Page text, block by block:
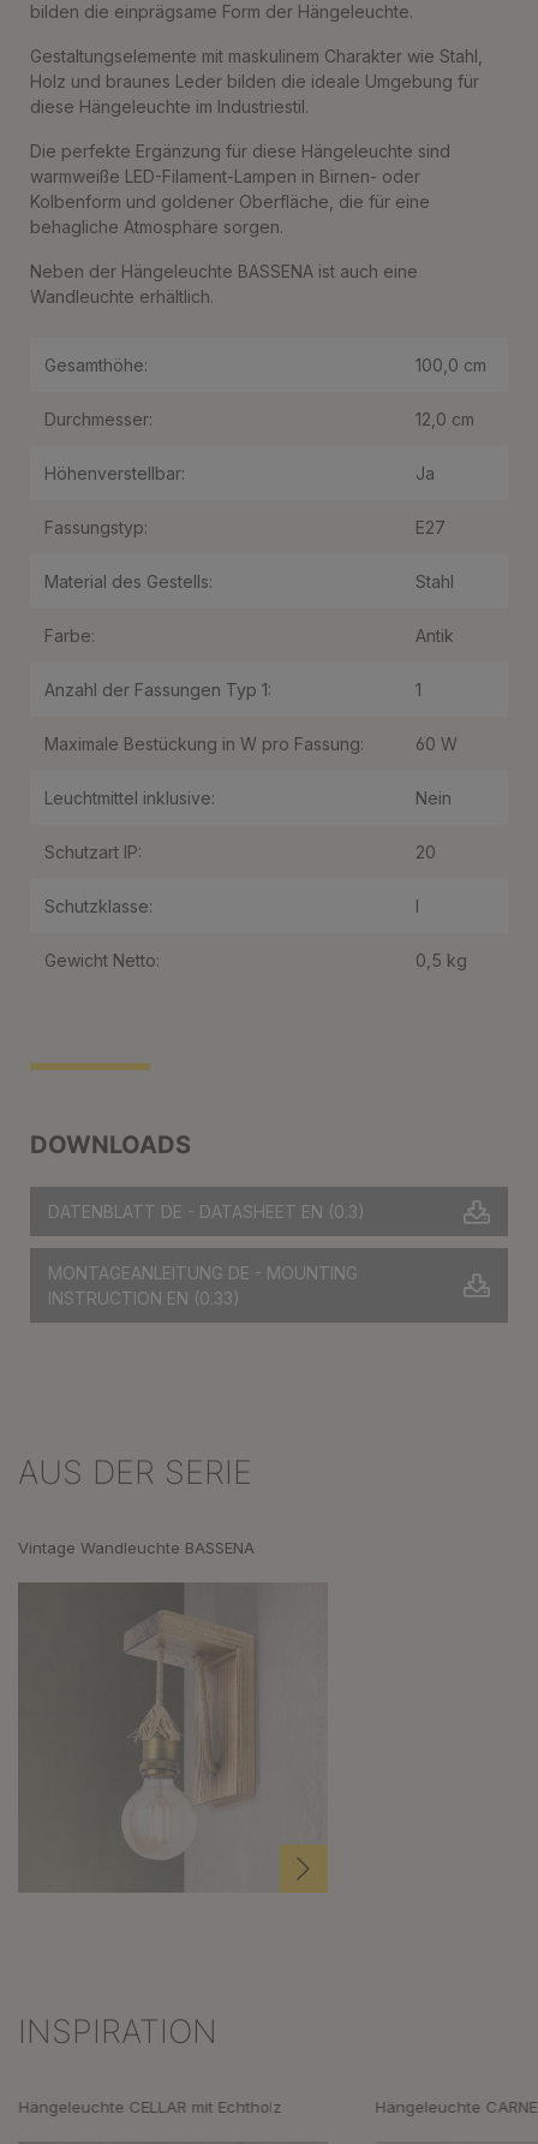
DOWNLOADS
DATENBLATT DE - DATASHEET EN (0.3)
MONTAGEANLEITUNG DE - MOUNTING
INSTRUCTION EN (0.33)
bilden die einprägsame Form der Hängeleuchte.
Gestaltungselemente mit maskulinem Charakter wie Stahl,
Holz und braunes Leder bilden die ideale Umgebung für
diese Hängeleuchte im Industriestil.
Die perfekte Ergänzung für diese Hängeleuchte sind
warmweiße LED-Filament-Lampen in Birnen- oder
Kolbenform und goldener Oberfläche, die für eine
behagliche Atmosphäre sorgen.
Neben der Hängeleuchte BASSENA ist auch eine
Wandleuchte erhältlich.
Gesamthöhe: 100,0 cm
Durchmesser: 12,0 cm
Höhenverstellbar: Ja
Fassungstyp: E27
Material des Gestells: Stahl
Farbe: Antik
Anzahl der Fassungen Typ 1: 1
Maximale Bestückung in W pro Fassung: 60 W
Leuchtmittel inklusive: Nein
Schutzart IP: 20
Schutzklasse: I
Gewicht Netto: 0,5 kg
Produktgalerie überspringen
AUS DER SERIE
Vintage Wandleuchte BASSENA
Produktgalerie überspringen
INSPIRATION
Hängeleuchte CELLAR mit Echtholz Hängeleuchte